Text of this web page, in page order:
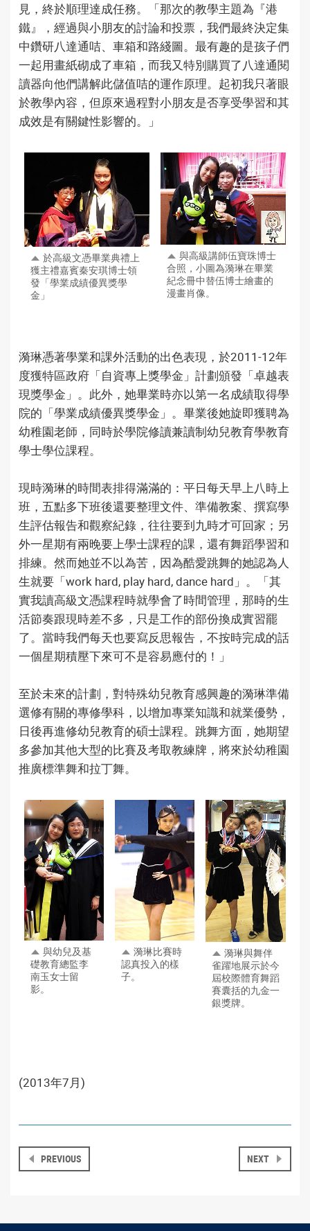
見，終於順理達成任務。「那次的教學主題為『港
鐵』，經過與小朋友的討論和投票，我們最終決定集
中鑽研八達通咭、車箱和路綫圖。最有趣的是孩子們
一起用畫紙砌成了車箱，而我又特別購買了八達通閱
讀器向他們講解此儲值咭的運作原理。起初我只著眼
於教學內容，但原來過程對小朋友是否享受學習和其
成效是有關鍵性影響的。」
於高級文憑畢業典禮上
獲主禮嘉賓秦安琪博士領
發「學業成績優異獎學
金」
與高級講師伍寶珠博士
合照，小圖為漪琳在畢業
紀念冊中替伍博士繪畫的
漫畫肖像。
漪琳憑著學業和課外活動的出色表現，於2011-12年
度獲特區政府「自資專上獎學金」計劃頒發「卓越表
現獎學金」。此外，她畢業時亦以第一名成績取得學
院的「學業成績優異獎學金」。畢業後她旋即獲聘為
幼稚園老師，同時於學院修讀兼讀制幼兒教育學教育
學士學位課程。
現時漪琳的時間表排得滿滿的：平日每天早上八時上
班，五點多下班後還要整理文件、準備教案、撰寫學
生評估報告和觀察紀錄，往往要到九時才可回家；另
外一星期有兩晚要上學士課程的課，還有舞蹈學習和
排練。然而她並不以為苦，因為酷愛跳舞的她認為人
生就要「work hard, play hard, dance hard」。「其
實我讀高級文憑課程時就學會了時間管理，那時的生
活節奏跟現時差不多，只是工作的部份換成實習罷
了。當時我們每天也要寫反思報告，不按時完成的話
一個星期積壓下來可不是容易應付的！」
至於未來的計劃，對特殊幼兒教育感興趣的漪琳準備
選修有關的專修學科，以增加專業知識和就業優勢，
日後再進修幼兒教育的碩士課程。跳舞方面，她期望
多參加其他大型的比賽及考取教練牌，將來於幼稚園
推廣標準舞和拉丁舞。
與幼兒及基
礎教育總監李
南玉女士留
影。
漪琳比賽時
認真投入的樣
子。
漪琳與舞伴
雀躍地展示於今
屆校際體育舞蹈
賽囊括的九金一
銀獎牌。
(2013年7月)
PREVIOUS NEXT